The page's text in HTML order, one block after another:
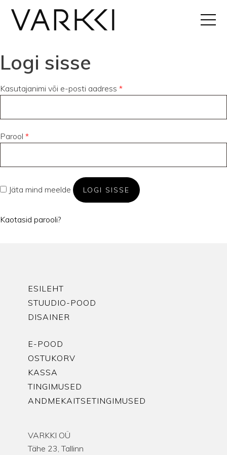
Logi sisse
Kasutajanimi või e-posti aadress *
Parool *
Jäta mind meelde LOGI SISSE
Kaotasid parooli?
ESILEHT
STUUDIO-POOD
DISAINER
E-POOD
OSTUKORV
KASSA
TINGIMUSED
ANDMEKAITSETINGIMUSED
VARKKI OÜ
Tähe 23, Tallinn